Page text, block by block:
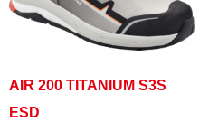
AIR 200 TITANIUM S3S
ESD